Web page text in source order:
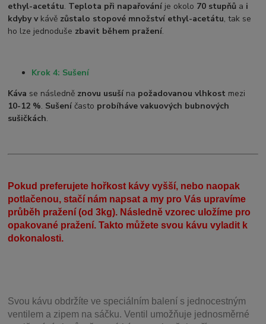
ethyl-acetátu. Teplota při napařování je okolo 70 stupňů a i
kdyby vkávě zůstalo stopové množství ethyl-acetátu, tak se
ho lze jednoduše zbavit během pražení.
Krok 4: Sušení
Káva se následně znovu usuší na požadovanou vlhkost mezi
10-12 %. Sušení často probíháve vakuových bubnových
sušičkách.
Pokud preferujete hořkost kávy vyšší, nebo naopak
potlačenou, stačí nám napsat a my pro Vás upravíme
průběh pražení (od 3kg). Následně vzorec uložíme pro
opakované pražení. Takto můžete svou kávu vyladit k
dokonalosti.
Svou kávu obdržíte ve speciálním balení s jednocestným
ventilem a zipem na sáčku. Ventil umožňuje jednosměrné